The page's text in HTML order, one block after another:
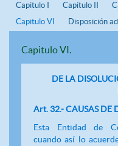
Capitulo I Capitulo II
Capitulo VI
Disposición
Capitulo VI.
DE LA
Art. 32.- CAUSAS DE
Esta Entidad de
cuando así lo